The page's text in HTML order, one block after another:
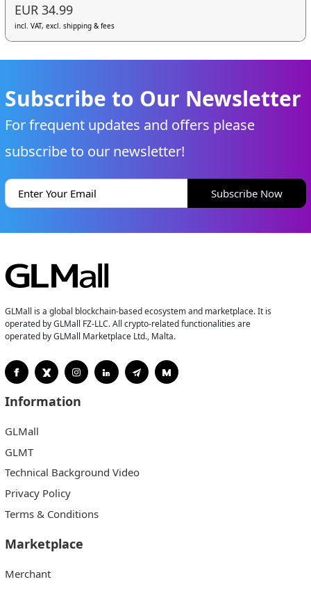
EUR 34.99
incl. VAT, excl. shipping & fees
Subscribe to Our Newsletter
For frequent updates and offers please
subscribe to our newsletter!
Subscribe Now
GLMall is a global blockchain-based ecosystem and marketplace. It is
operated by GLMall FZ-LLC. All crypto-related functionalities are
operated by GLMall Marketplace Ltd., Malta.
Information
GLMall
GLMT
Technical Background Video
Privacy Policy
Terms & Conditions
Marketplace
Merchant